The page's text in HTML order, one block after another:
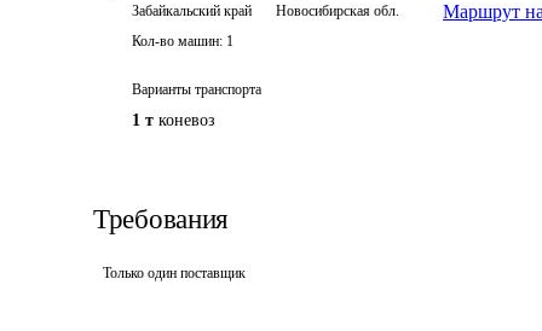
Забайкальский край Новосибирская обл. Маршрут
Кол-во машин: 1
Варианты транспорта
1 т коневоз
Требования
Только один поставщик